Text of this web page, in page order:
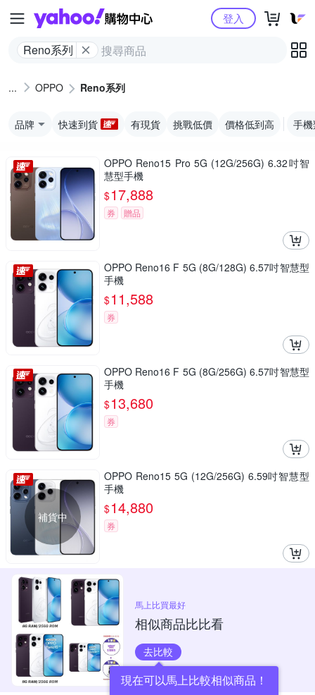
Yahoo購物中心
Reno系列
登入
OPPO Reno系列
品牌 快速到貨 有現貨 挑戰低價 價格低到高 手
OPPO Reno15 Pro 5G (12G/256G) 6.32吋智
慧型手機
$17,888
券 贈品
OPPO Reno16 F 5G (8G/128G) 6.57吋智慧型
手機
$11,588
券
OPPO Reno16 F 5G (8G/256G) 6.57吋智慧型
手機
$13,680
券
補貨中
OPPO Reno15 5G (12G/256G) 6.59吋智慧型
手機
$14,880
券
馬上比買最好
相似商品比比看
去比較
現在可以馬上比較相似商品！